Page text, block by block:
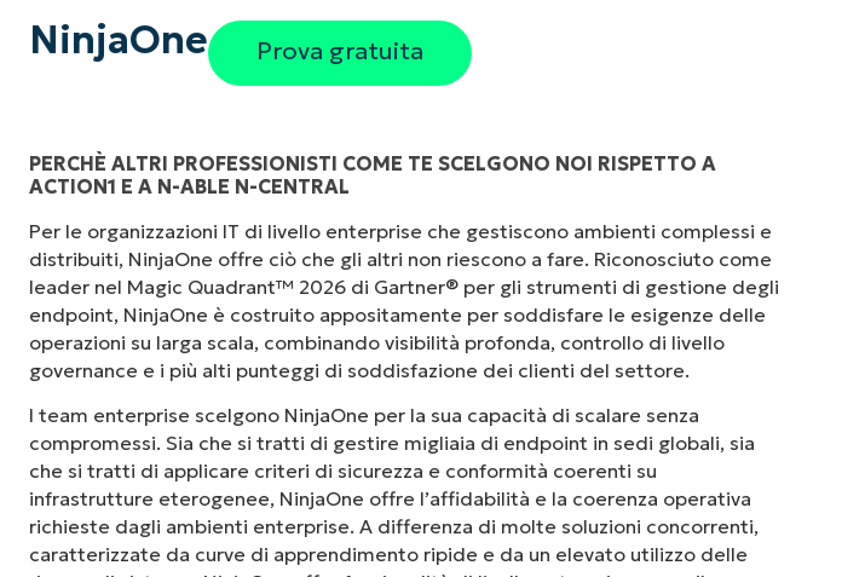
NinjaOne Prova gratuita
PERCHÈ ALTRI PROFESSIONISTI COME TE SCELGONO NOI RISPETTO A
ACTION1 E A N-ABLE N-CENTRAL
Per le organizzazioni IT di livello enterprise che gestiscono ambienti complessi e
distribuiti, NinjaOne offre ciò che gli altri non riescono a fare. Riconosciuto come
leader nel Magic Quadrant™ 2026 di Gartner® per gli strumenti di gestione degli
endpoint, NinjaOne è costruito appositamente per soddisfare le esigenze delle
operazioni su larga scala, combinando visibilità profonda, controllo di livello
governance e i più alti punteggi di soddisfazione dei clienti del settore.
I team enterprise scelgono NinjaOne per la sua capacità di scalare senza
compromessi. Sia che si tratti di gestire migliaia di endpoint in sedi globali, sia
che si tratti di applicare criteri di sicurezza e conformità coerenti su
infrastrutture eterogenee, NinjaOne offre l’affidabilità e la coerenza operativa
richieste dagli ambienti enterprise. A differenza di molte soluzioni concorrenti,
caratterizzate da curve di apprendimento ripide e da un elevato utilizzo delle
"Prima avevo bisogno di 10-15 strumenti diversi per eseguire ciò che
NinjaOne fa nella sua interfaccia centralizzata. NinjaOne semplifica davvero
le nostre giornate lavorative."
Ernie Turner
Direttore IT di